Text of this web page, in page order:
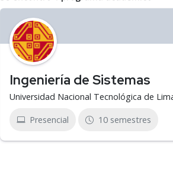
Ingeniería de Sistemas
Universidad Nacional Tecnológica de
Presencial 10 semestres